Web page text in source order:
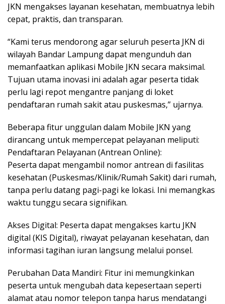
JKN mengakses layanan kesehatan, membuatnya lebih
cepat, praktis, dan transparan.
“Kami terus mendorong agar seluruh peserta JKN di
wilayah Bandar Lampung dapat mengunduh dan
memanfaatkan aplikasi Mobile JKN secara maksimal.
Tujuan utama inovasi ini adalah agar peserta tidak
perlu lagi repot mengantre panjang di loket
pendaftaran rumah sakit atau puskesmas,” ujarnya.
Beberapa fitur unggulan dalam Mobile JKN yang
dirancang untuk mempercepat pelayanan meliputi:
Pendaftaran Pelayanan (Antrean Online):
Peserta dapat mengambil nomor antrean di fasilitas
kesehatan (Puskesmas/Klinik/Rumah Sakit) dari rumah,
tanpa perlu datang pagi-pagi ke lokasi. Ini memangkas
waktu tunggu secara signifikan.
Akses Digital: Peserta dapat mengakses kartu JKN
digital (KIS Digital), riwayat pelayanan kesehatan, dan
informasi tagihan iuran langsung melalui ponsel.
Perubahan Data Mandiri: Fitur ini memungkinkan
peserta untuk mengubah data kepesertaan seperti
alamat atau nomor telepon tanpa harus mendatangi